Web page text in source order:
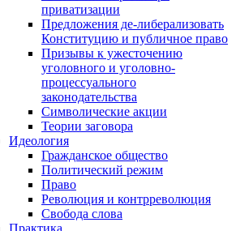
приватизации
Предложения де-либерализовать
Конституцию и публичное право
Призывы к ужесточению
уголовного и уголовно-
процессуального
законодательства
Символические акции
Теории заговора
Идеология
Гражданское общество
Политический режим
Право
Революция и контрреволюция
Свобода слова
Практика